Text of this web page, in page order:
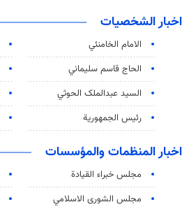
اخبار الشخصيات
الامام الخامنئي
الحاج قاسم سليماني
السید عبدالملک الحوثي
رئيس الجمهورية
اخبار المنظمات والمؤسسات
مجلس خبراء القيادة
مجلس الشورى الاسلامي